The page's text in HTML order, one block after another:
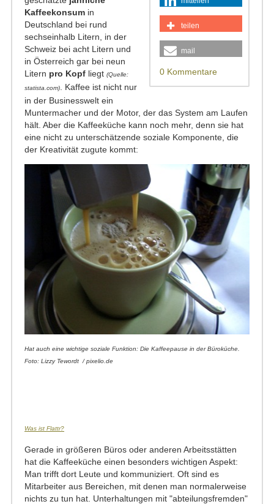
teilen
mail
0 Kommentare
Kaffeekonsum in
Deutschland bei rund
sechseinhalb Litern, in der
Schweiz bei acht Litern und
in Österreich gar bei neun
Litern pro Kopf liegt (Quelle:
statista.com)
. Kaffee ist nicht nur
in der Businesswelt ein
Muntermacher und der Motor, der das System am Laufen
hält. Aber die Kaffeeküche kann noch mehr, denn sie hat
eine nicht zu unterschätzende soziale Komponente, die
der Kreativität zugute kommt:
Hat auch eine wichtige soziale Funktion: Die Kaffeepause in der Büroküche.
Foto: Lizzy Tewordt / pixelio.de
Was ist Flattr?
Gerade in größeren Büros oder anderen Arbeitsstätten
hat die Kaffeeküche einen besonders wichtigen Aspekt:
Man trifft dort Leute und kommuniziert. Oft sind es
Mitarbeiter aus Bereichen, mit denen man normalerweise
nichts zu tun hat. Unterhaltungen mit "abteilungsfremden"